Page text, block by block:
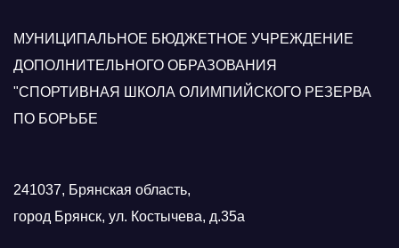
МУНИЦИПАЛЬНОЕ БЮДЖЕТНОЕ УЧРЕЖДЕНИЕ
ДОПОЛНИТЕЛЬНОГО ОБРАЗОВАНИЯ
"СПОРТИВНАЯ ШКОЛА ОЛИМПИЙСКОГО РЕЗЕРВА
ПО БОРЬБЕ
241037, Брянская область,
город Брянск, ул. Костычева, д.35а